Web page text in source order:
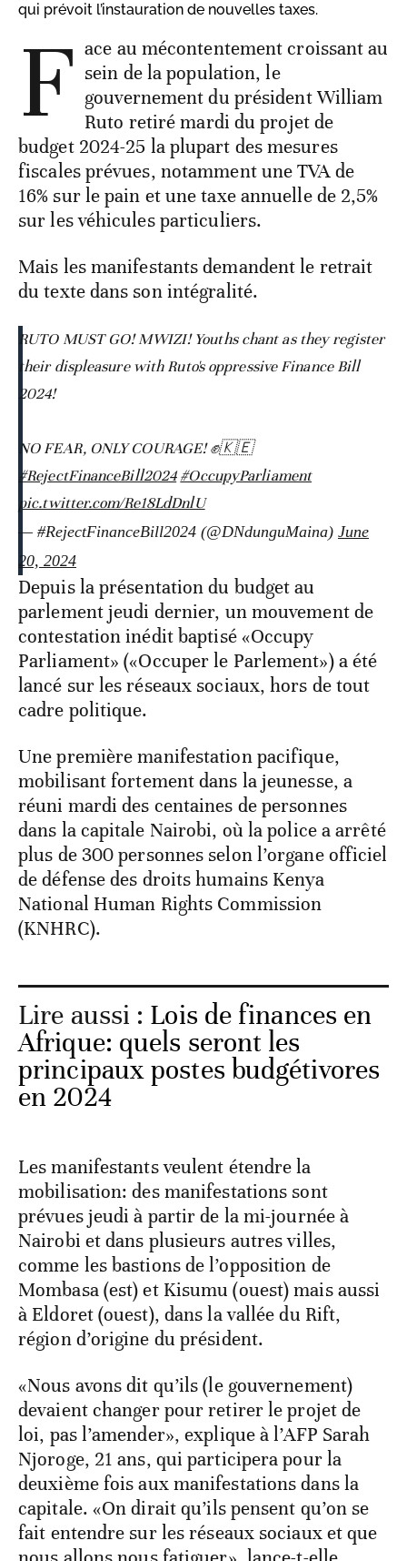
qui prévoit l’instauration de nouvelles taxes.
F ace au mécontentement croissant au
sein de la population, le
gouvernement du président William
Ruto retiré mardi du projet de
budget 2024-25 la plupart des mesures
fiscales prévues, notamment une TVA de
16% sur le pain et une taxe annuelle de 2,5%
sur les véhicules particuliers.
Mais les manifestants demandent le retrait
du texte dans son intégralité.
RUTO MUST GO! MWIZI! Youths chant as they register
their displeasure with Ruto's oppressive Finance Bill
2024!
NO FEAR, ONLY COURAGE! ✊🇰🇪
#RejectFinanceBill2024 #OccupyParliament
pic.twitter.com/Re18LdDnlU
— #RejectFinanceBill2024 (@DNdunguMaina) June
20, 2024
Depuis la présentation du budget au
parlement jeudi dernier, un mouvement de
contestation inédit baptisé «Occupy
Parliament» («Occuper le Parlement») a été
lancé sur les réseaux sociaux, hors de tout
cadre politique.
Une première manifestation pacifique,
mobilisant fortement dans la jeunesse, a
réuni mardi des centaines de personnes
dans la capitale Nairobi, où la police a arrêté
plus de 300 personnes selon l’organe officiel
de défense des droits humains Kenya
National Human Rights Commission
(KNHRC).
Lire aussi : Lois de finances en
Afrique: quels seront les
principaux postes budgétivores
en 2024
Les manifestants veulent étendre la
mobilisation: des manifestations sont
prévues jeudi à partir de la mi-journée à
Nairobi et dans plusieurs autres villes,
comme les bastions de l’opposition de
Mombasa (est) et Kisumu (ouest) mais aussi
à Eldoret (ouest), dans la vallée du Rift,
région d’origine du président.
«Nous avons dit qu’ils (le gouvernement)
devaient changer pour retirer le projet de
loi, pas l’amender», explique à l’AFP Sarah
Njoroge, 21 ans, qui participera pour la
deuxième fois aux manifestations dans la
capitale. «On dirait qu’ils pensent qu’on se
fait entendre sur les réseaux sociaux et que